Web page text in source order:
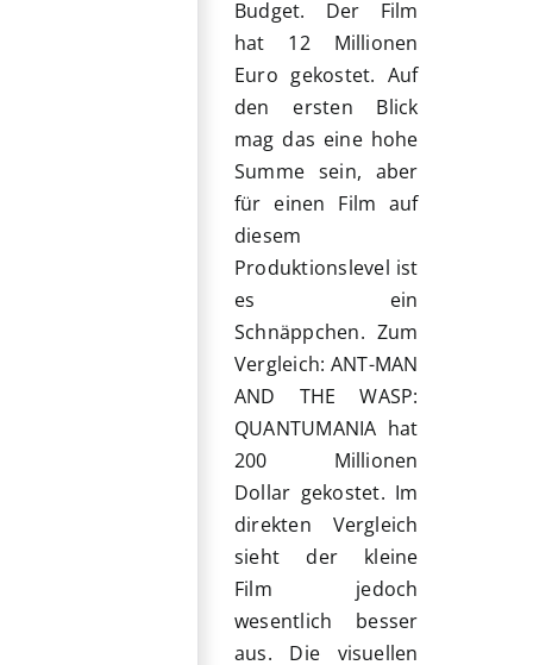
Budget. Der Film
hat 12 Millionen
Euro gekostet. Auf
den ersten Blick
mag das eine hohe
Summe sein, aber
für einen Film auf
diesem
Produktionslevel ist
es ein
Schnäppchen. Zum
Vergleich: ANT-MAN
AND THE WASP:
QUANTUMANIA hat
200 Millionen
Dollar gekostet. Im
direkten Vergleich
sieht der kleine
Film jedoch
wesentlich besser
aus. Die visuellen